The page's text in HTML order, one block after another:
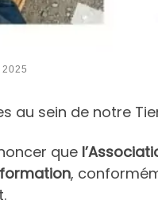
au sein de notre
que
,